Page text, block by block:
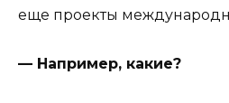
еще проекты
— Например, какие?